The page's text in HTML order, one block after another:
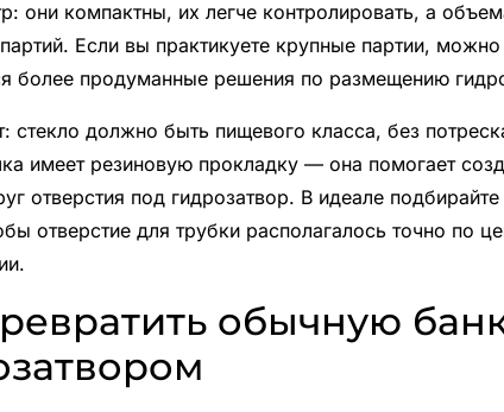
они компактны, их легче контролировать, а
Если вы практикуете крупные партии, можно
более продуманные решения по размещению
стекло должно быть пищевого класса, без
имеет резиновую прокладку — она помогает
отверстия под гидрозатвор. В идеале
отверстие для трубки располагалось точно по
обычную